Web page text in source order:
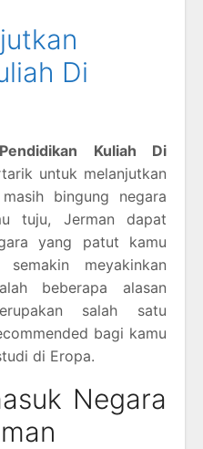
Di
Kuliah Di
untuk melanjutkan
bingung negara
tuju, Jerman dapat
yang patut kamu
meyakinkan
beberapa alasan
salah satu
bagi kamu
di Eropa.
Negara